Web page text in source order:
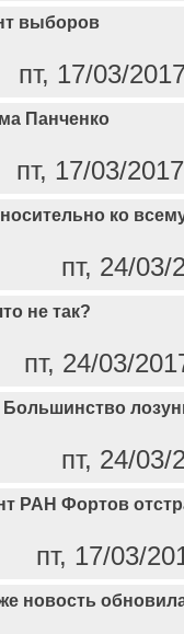
выборов
пт, 17/03/
Панченко
пт, 17/03/
ко
пт, 24/
не так?
пт, 24/03/
Большинство
пт, 24/
РАН Фортов
пт, 17/03/
новость